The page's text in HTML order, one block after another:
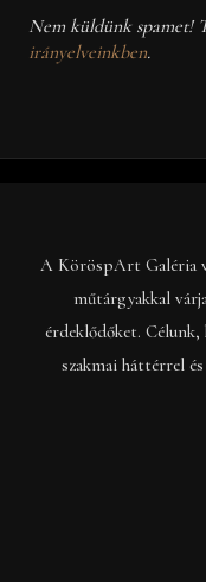
Nem küldünk spamet!
irányelveinkben.
A KöröspArt Galéria
műtárgyakkal
érdeklődőket.
szakmai háttérrel